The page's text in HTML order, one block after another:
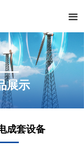
끀
展示
成套设备